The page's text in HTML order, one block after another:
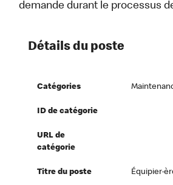
demande durant le processus
Détails du poste
Catégories
ID de catégorie
URL de
catégorie
Titre du poste